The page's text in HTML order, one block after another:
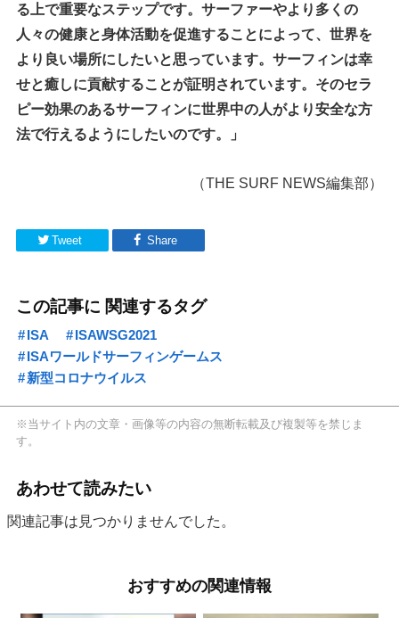
る上で重要なステップです。サーファーやより多くの
人々の健康と身体活動を促進することによって、世界を
より良い場所にしたいと思っています。サーフィンは幸
せと癒しに貢献することが証明されています。そのセラ
ピー効果のあるサーフィンに世界中の人がより安全な方
法で行えるようにしたいのです。」
（THE SURF NEWS編集部）
Tweet Share
この記事に 関連するタグ
ISA
ISAWSG2021
ISAワールドサーフィンゲームス
新型コロナウイルス
※当サイト内の文章・画像等の内容の無断転載及び複製等を禁じま
す。
あわせて読みたい
関連記事は見つかりませんでした。
おすすめの関連情報